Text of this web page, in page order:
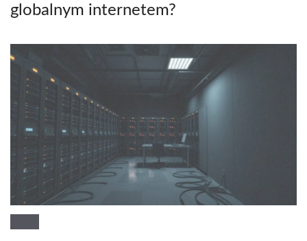
globalnym internetem?